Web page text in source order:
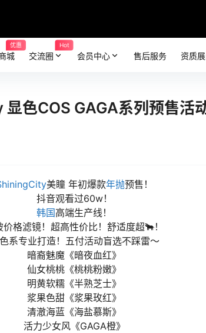
城
优惠
交流圈
Hot
会员中心 售后服务 资质
显色COS GAGA系列预售活
美瞳 年初爆款年抛预售！
抖音观看过60w！
韩国高端生产线！
价格滤镜！超高性价比！舒适度超🐂！
系专业打造！五付活动盲选不踩雷～
暗裔魅魔《暗夜血红》
仙女桃桃《桃桃粉嫩》
明黄软糯《半熟芝士》
浆果色甜《浆果玫红》
清澈海蓝《海盐慕斯》
活力少女风《GAGA橙》